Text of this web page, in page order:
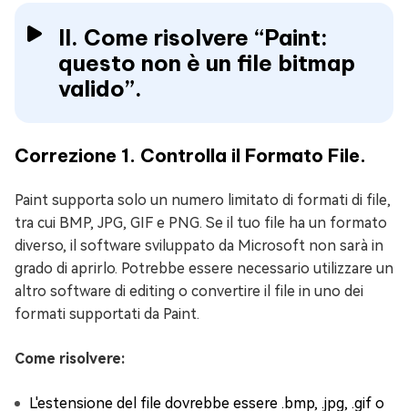
II. Come risolvere “Paint:
questo non è un file bitmap
valido”.
Correzione 1. Controlla il Formato File.
Paint supporta solo un numero limitato di formati di file,
tra cui BMP, JPG, GIF e PNG. Se il tuo file ha un formato
diverso, il software sviluppato da Microsoft non sarà in
grado di aprirlo. Potrebbe essere necessario utilizzare un
altro software di editing o convertire il file in uno dei
formati supportati da Paint.
Come risolvere:
L'estensione del file dovrebbe essere .bmp, .jpg, .gif o